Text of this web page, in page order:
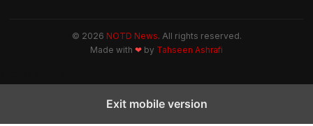
© 2026 NOTD News. All rights reserved.
Made with ❤ by Tahseen Ashrafi
Exit mobile version